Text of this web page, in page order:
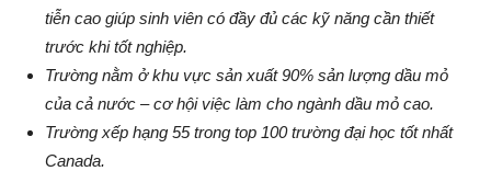
tiễn cao giúp sinh viên có đầy đủ các kỹ năng cần thiết
trước khi tốt nghiệp.
Trường nằm ở khu vực sản xuất 90% sản lượng dầu mỏ
của cả nước – cơ hội việc làm cho ngành dầu mỏ cao.
Trường xếp hạng 55 trong top 100 trường đại học tốt nhất
Canada.